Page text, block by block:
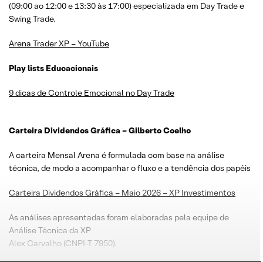
(09:00 ao 12:00 e 13:30 às 17:00) especializada em Day Trade e
Swing Trade.
Arena Trader XP – YouTube
Play lists Educacionais
9 dicas de Controle Emocional no Day Trade
Carteira Dividendos Gráfica – Gilberto Coelho
A carteira Mensal Arena é formulada com base na análise
técnica, de modo a acompanhar o fluxo e a tendência dos papéis
Carteira Dividendos Gráfica – Maio 2026 – XP Investimentos
As análises apresentadas foram elaboradas pela equipe de
Análise Técnica da XP
Alex Carvalho (CNPI-T 7950).